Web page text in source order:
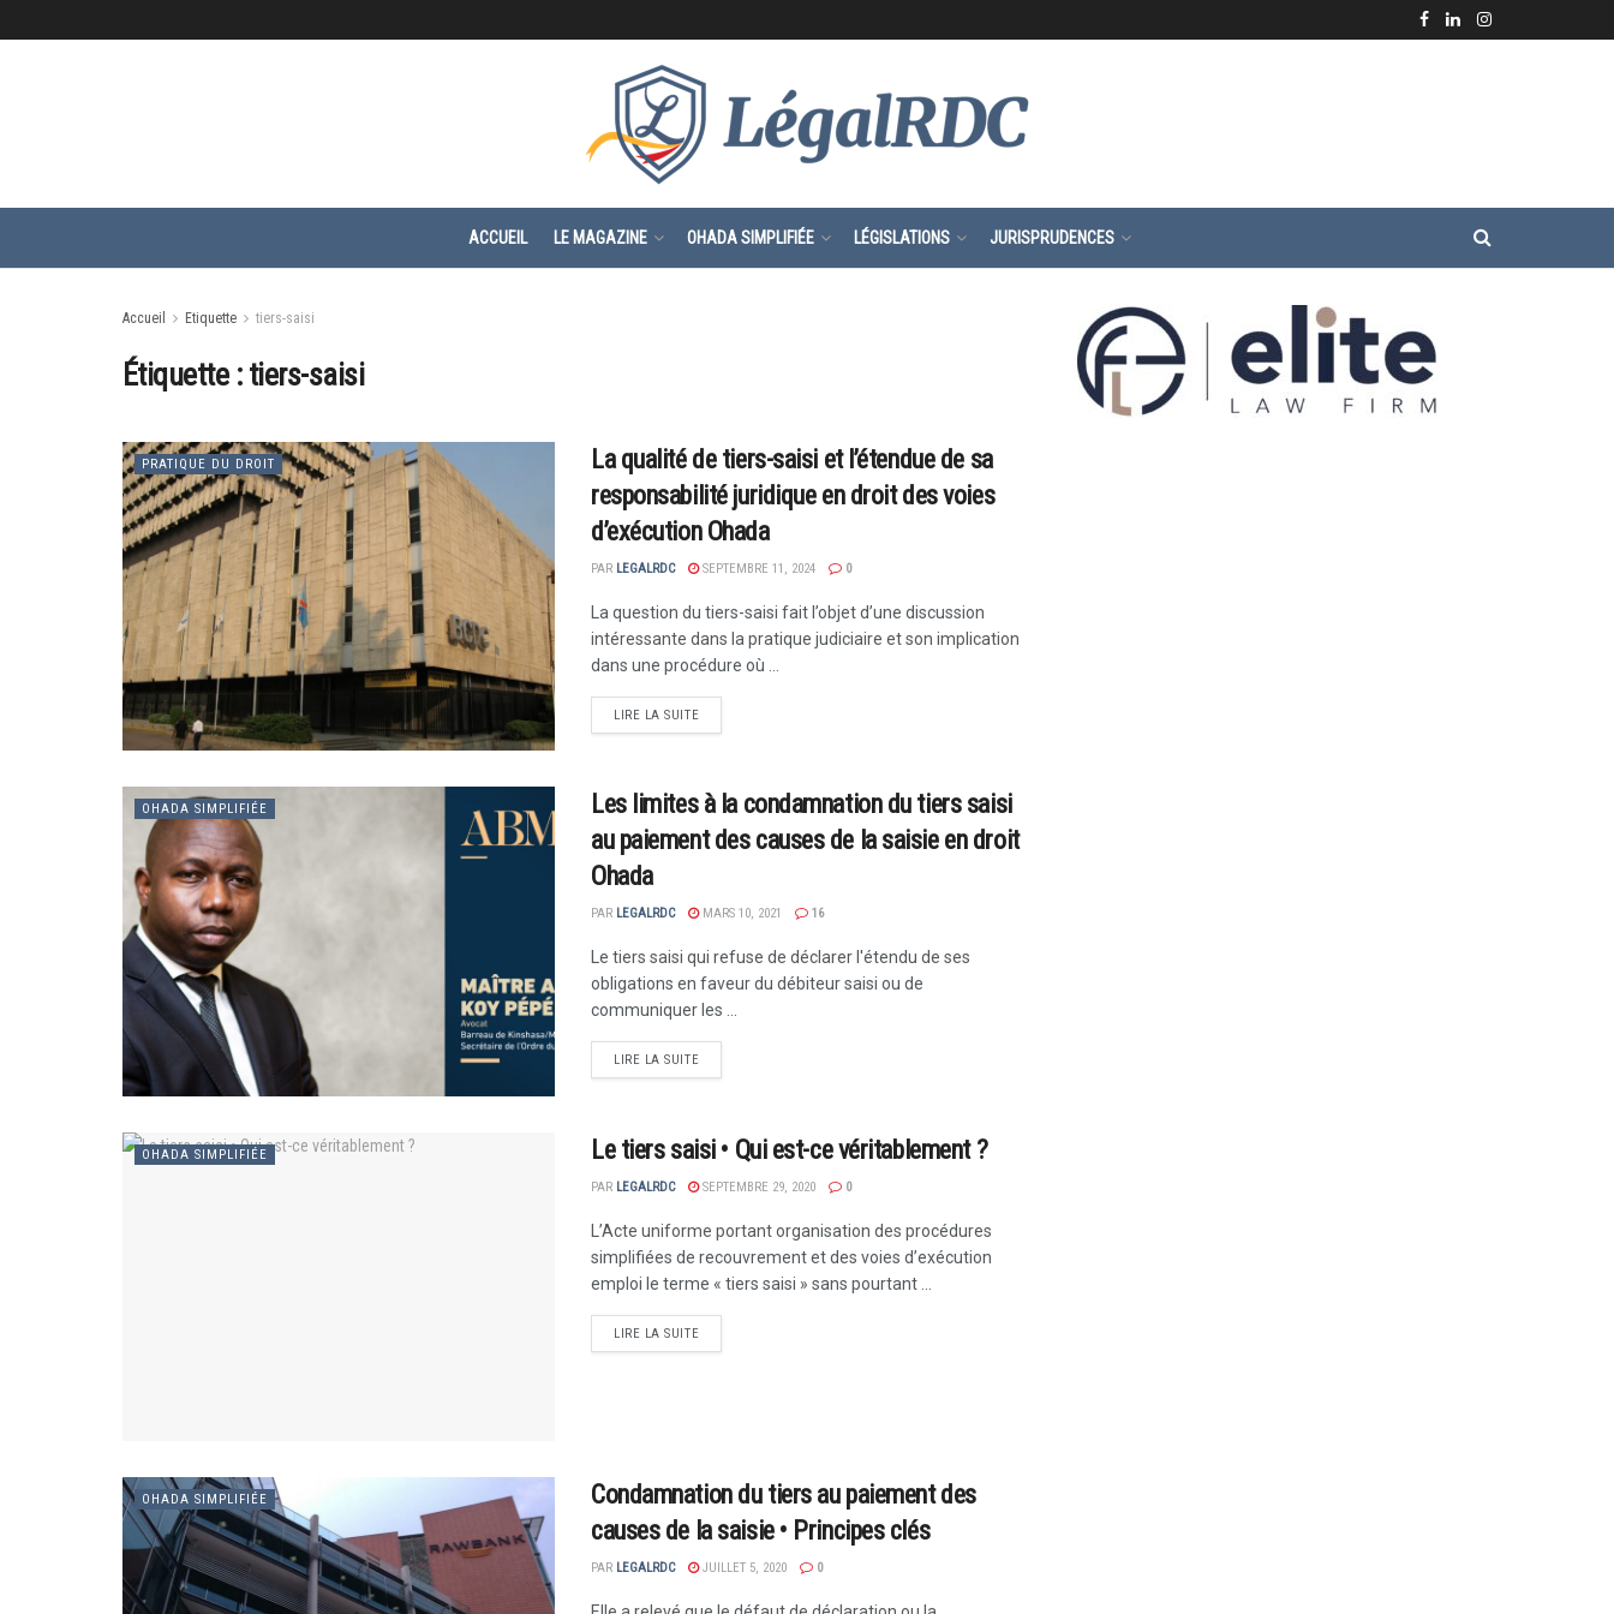
ACCUEIL LE MAGAZINE OHADA SIMPLIFIÉE LÉGISLATIONS JURISPRUDENCES
Accueil Etiquette tiers-saisi
Étiquette : tiers-saisi
PRATIQUE DU DROIT
La qualité de tiers-saisi et l’étendue de sa
responsabilité juridique en droit des voies
d’exécution Ohada
PAR LEGALRDC SEPTEMBRE 11, 2024 0
La question du tiers-saisi fait l’objet d’une discussion
intéressante dans la pratique judiciaire et son implication
dans une procédure où ...
LIRE LA SUITE
OHADA SIMPLIFIÉE
Les limites à la condamnation du tiers saisi
au paiement des causes de la saisie en droit
Ohada
PAR LEGALRDC MARS 10, 2021 16
Le tiers saisi qui refuse de déclarer l'étendu de ses
obligations en faveur du débiteur saisi ou de
communiquer les ...
LIRE LA SUITE
OHADA SIMPLIFIÉE Le tiers saisi • Qui est-ce véritablement ?
PAR LEGALRDC SEPTEMBRE 29, 2020 0
L’Acte uniforme portant organisation des procédures
simplifiées de recouvrement et des voies d’exécution
emploi le terme « tiers saisi » sans pourtant ...
LIRE LA SUITE
OHADA SIMPLIFIÉE
Condamnation du tiers au paiement des
causes de la saisie • Principes clés
PAR LEGALRDC JUILLET 5, 2020 0